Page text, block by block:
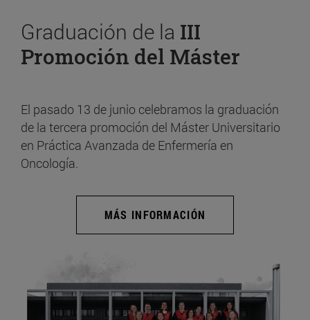
Graduación de la III
Promoción del Máster
El pasado 13 de junio celebramos la graduación
de la tercera promoción del Máster Universitario
en Práctica Avanzada de Enfermería en
Oncología.
MÁS INFORMACIÓN